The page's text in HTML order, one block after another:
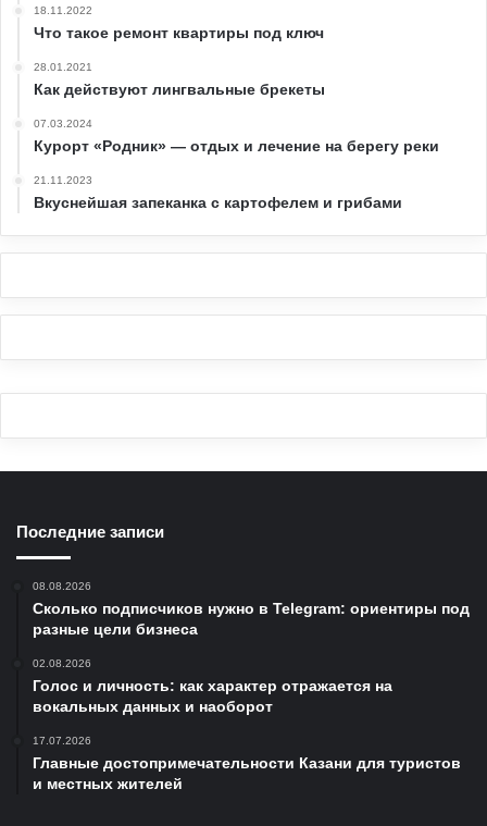
18.11.2022
Что такое ремонт квартиры под ключ
28.01.2021
Как действуют лингвальные брекеты
07.03.2024
Курорт «Родник» — отдых и лечение на берегу реки
21.11.2023
Вкуснейшая запеканка с картофелем и грибами
Последние записи
08.08.2026
Сколько подписчиков нужно в Telegram: ориентиры под
разные цели бизнеса
02.08.2026
Голос и личность: как характер отражается на
вокальных данных и наоборот
17.07.2026
Главные достопримечательности Казани для туристов
и местных жителей